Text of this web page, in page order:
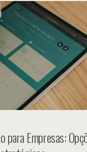
para Empresas: